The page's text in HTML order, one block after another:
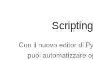
Con il nuovo editor di
puoi automatizzare